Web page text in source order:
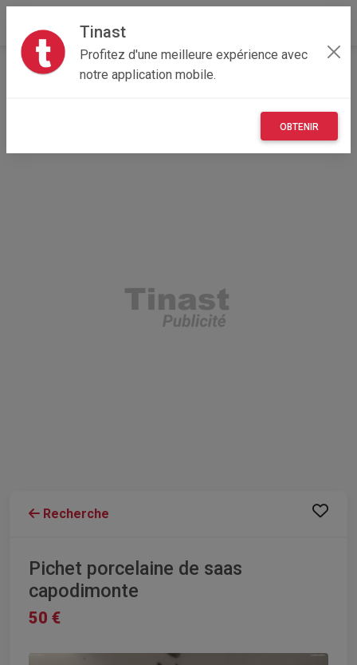
Tinast
Profitez d'une meilleure expérience avec
notre application mobile.
OBTENIR
Accueil Loisirs Auvergne-Rhône-Alpes
Recherche
Pichet porcelaine de saas
capodimonte
50 €